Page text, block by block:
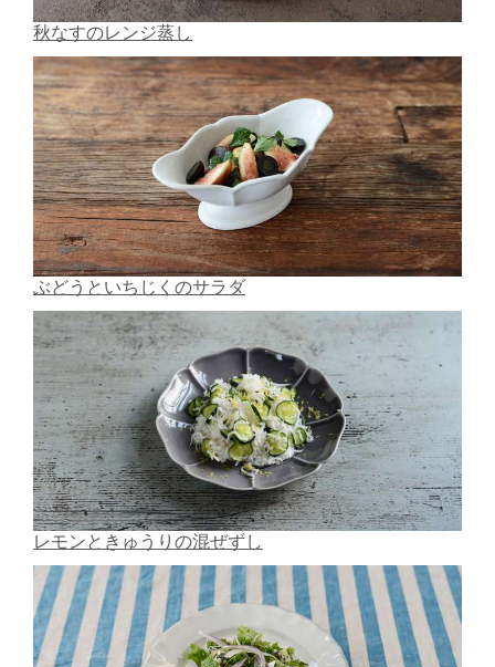
秋なすのレンジ蒸し
ぶどうといちじくのサラダ
レモンときゅうりの混ぜずし